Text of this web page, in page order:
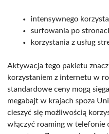
intensywnego
surfowania po
korzystania z usług
Aktywacja tego pakietu
korzystaniem z internetu w
standardowe ceny mogą
megabajt w krajach spoza
cieszyć się możliwością
włączyć roaming w